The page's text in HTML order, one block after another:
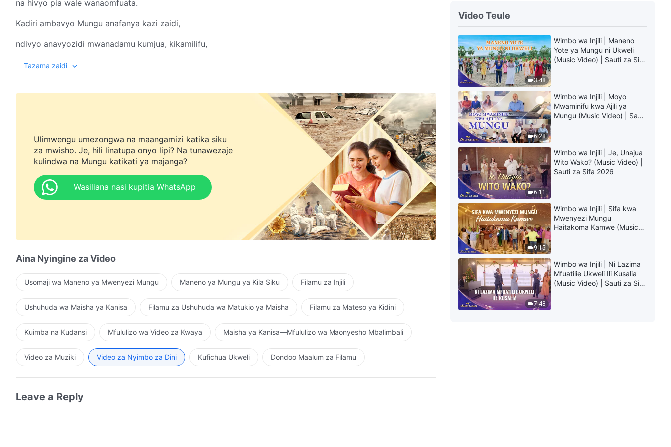
3:05
3:51
Wimbo wa Dini | Unapoufungua
Moyo Wako kwa Mungu
7:33
Wimbo wa Dini | Jinsi ya
Kutafuta Nyayo za Mungu |
God's Sheep Hear the Voice of
God
na hivyo pia wale wanaomfuata.
Kadiri ambavyo Mungu anafanya kazi zaidi,
ndivyo anavyozidi mwanadamu kumjua, kikamilifu,
ndivyo tabia ya mwanadamu inavyozidi kubadilika
Yeye kamwe harudii kazi ya zamani,
kazi ambayo haijafanywa awali tu ndiyo Atakayoifanya.
Mungu hadumishi kazi ile ile;
na kufanya kazi mpya kila siku kwako.
Hii ni kazi ambayo Mungu anafanya;
umuhimu upo katika "ajabu," na "mpya."
"Mungu habadiliki na Yeye atakuwa Mungu daima."
Huu ni msemo ambao hakika ni ukweli.
Kazi ya Mungu inaendelea kuboreshwa;
Kazi Yake kamwe sio nzee na ni mpya daima.
Yeye kamwe harudii kazi ya zamani,
Tazama zaidi
Ulimwengu umezongwa na maangamizi katika siku
za mwisho. Je, hili linatupa onyo lipi? Na tunawezaje
kulindwa na Mungu katikati ya majanga?
Wasiliana nasi kupitia WhatsApp
Aina Nyingine za Video
Usomaji wa Maneno ya Mwenyezi Mungu Maneno ya Mungu ya Kila Siku Filamu za Injili
Ushuhuda wa Maisha ya Kanisa Filamu za Ushuhuda wa Matukio ya Maisha Filamu za Mateso ya Kidini
Kuimba na Kudansi Mfululizo wa Video za Kwaya Maisha ya Kanisa—Mfululizo wa Maonyesho Mbalimbali
Video za Muziki Video za Nyimbo za Dini Kufichua Ukweli Dondoo Maalum za Filamu
Leave a Reply
Video Teule
3:48
Wimbo wa Injili | Maneno
Yote ya Mungu ni Ukweli
(Music Video) | Sauti za Sifa
6:28
Wimbo wa Injili | Moyo
Mwaminifu kwa Ajili ya
Mungu (Music Video) | Sauti
6:11
Wimbo wa Injili | Je, Unajua
Wito Wako? (Music Video) |
Sauti za Sifa 2026
9:15
Wimbo wa Injili | Sifa kwa
Mwenyezi Mungu
Haitakoma Kamwe (Music
7:48
Wimbo wa Injili | Ni Lazima
Mfuatilie Ukweli Ili Kusalia
(Music Video) | Sauti za Sifa